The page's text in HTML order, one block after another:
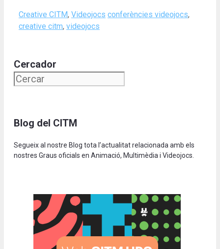
Categories
Creative CITM, Videojocs Tags
conferències videojocs,
creative citm, videojocs
Cercador
Blog del CITM
Segueix al nostre Blog tota l’actualitat relacionada amb els
nostres Graus oficials en Animació, Multimèdia i Videojocs.